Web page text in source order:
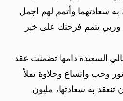
به سعادتهما وأتمم لهم اجمل
وربي يتمم فرحتك على خير
السعيدة دامها تضمنت عقد
وحب واتساع وحلاوة تملأ
تنعقد به سعادتها، مليون